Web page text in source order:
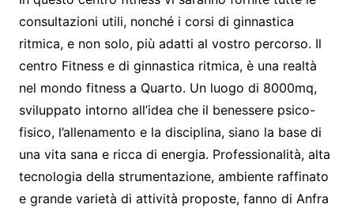
consultazioni utili, nonché i corsi di ginnastica
ritmica, e non solo, più adatti al vostro percorso. Il
centro Fitness e di ginnastica ritmica, è una realtà
nel mondo fitness a Quarto. Un luogo di 8000mq,
sviluppato intorno all’idea che il benessere psico-
fisico, l’allenamento e la disciplina, siano la base di
una vita sana e ricca di energia. Professionalità, alta
tecnologia della strumentazione, ambiente raffinato
e grande varietà di attività proposte, fanno di Anfra